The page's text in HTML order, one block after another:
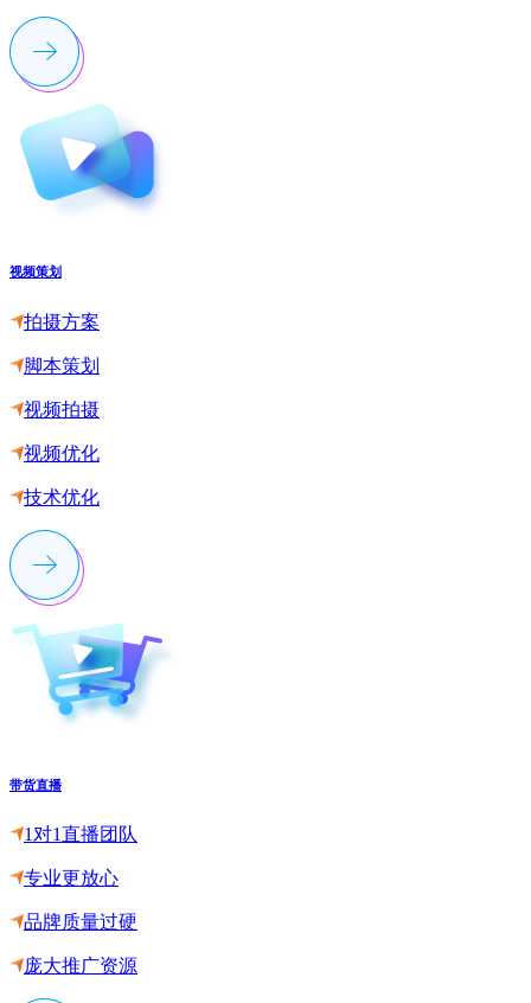
视频策划
拍摄方案
脚本策划
视频拍摄
视频优化
技术优化
带货直播
1对1直播团队
专业更放心
品牌质量过硬
庞大推广资源